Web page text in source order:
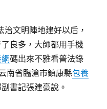
治文明陣地建好以后，
良多，大師都用手機
網碼出來不雅看普法錄
南省臨滄市鎮康縣包養
書記張建豪說。